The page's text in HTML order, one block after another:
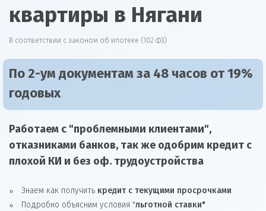
квартиры в Нягани
В соответствии с законом об ипотеке (102 ФЗ)
По 2-ум документам за 48 часов от 19%
годовых
Работаем с "проблемными клиентами",
отказниками банков, так же одобрим кредит с
плохой КИ и без оф. трудоустройства
Знаем как получить кредит с текущими просрочками
Подробно объясним условия "льготной ставки"